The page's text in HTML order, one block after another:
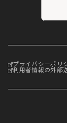
プライバシーポリ
利用者情報の外部